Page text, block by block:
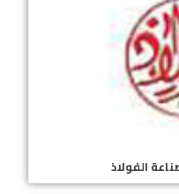
الفولاذ